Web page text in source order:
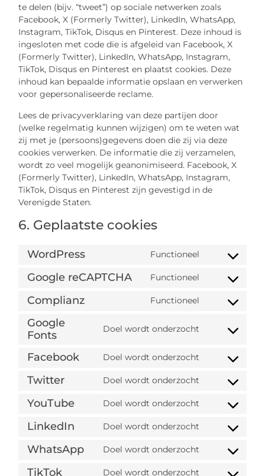
te delen (bijv. “tweet”) op sociale netwerken zoals
Facebook, X (Formerly Twitter), LinkedIn, WhatsApp,
Instagram, TikTok, Disqus en Pinterest. Deze inhoud is
ingesloten met code die is afgeleid van Facebook, X
(Formerly Twitter), LinkedIn, WhatsApp, Instagram,
TikTok, Disqus en Pinterest en plaatst cookies. Deze
inhoud kan bepaalde informatie opslaan en verwerken
voor gepersonaliseerde reclame.
Lees de privacyverklaring van deze partijen door
(welke regelmatig kunnen wijzigen) om te weten wat
zij met je (persoons)gegevens doen die zij via deze
cookies verwerken. De informatie die zij verzamelen,
wordt zo veel mogelijk geanonimiseerd. Facebook, X
(Formerly Twitter), LinkedIn, WhatsApp, Instagram,
TikTok, Disqus en Pinterest zijn gevestigd in de
Verenigde Staten.
6. Geplaatste cookies
WordPress Functioneel
Google reCAPTCHA Functioneel
Complianz Functioneel
Google
Fonts
Doel wordt onderzocht
Facebook Doel wordt onderzocht
Twitter Doel wordt onderzocht
YouTube Doel wordt onderzocht
LinkedIn Doel wordt onderzocht
WhatsApp Doel wordt onderzocht
TikTok Doel wordt onderzocht